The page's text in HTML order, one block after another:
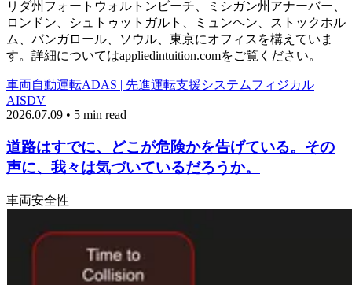
リダ州フォートウォルトンビーチ、ミシガン州アナーバー、
ロンドン、シュトゥットガルト、ミュンヘン、ストックホル
ム、バンガロール、ソウル、東京にオフィスを構えていま
す。詳細についてはappliedintuition.comをご覧ください。
車両自動運転ADAS | 先進運転支援システムフィジカル
AISDV
2026.07.09 • 5 min read
道路はすでに、どこが危険かを告げている。その
声に、我々は気づいているだろうか。
車両安全性